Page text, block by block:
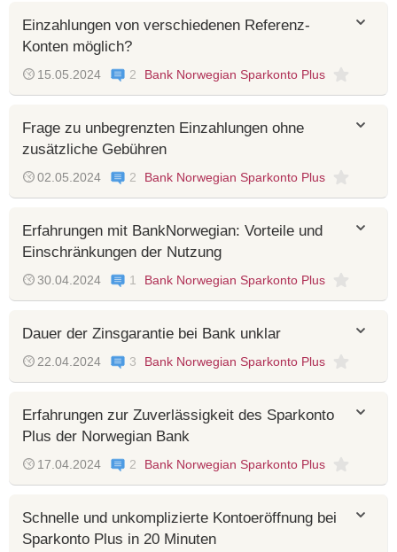
Einzahlungen von verschiedenen Referenz-
Konten möglich?
15.05.2024 2 Bank Norwegian Sparkonto Plus
Frage zu unbegrenzten Einzahlungen ohne
zusätzliche Gebühren
02.05.2024 2 Bank Norwegian Sparkonto Plus
Erfahrungen mit BankNorwegian: Vorteile und
Einschränkungen der Nutzung
30.04.2024 1 Bank Norwegian Sparkonto Plus
Dauer der Zinsgarantie bei Bank unklar
22.04.2024 3 Bank Norwegian Sparkonto Plus
Erfahrungen zur Zuverlässigkeit des Sparkonto
Plus der Norwegian Bank
17.04.2024 2 Bank Norwegian Sparkonto Plus
Schnelle und unkomplizierte Kontoeröffnung bei
Sparkonto Plus in 20 Minuten